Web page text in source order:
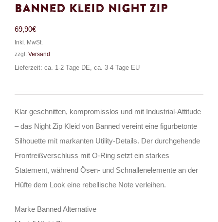
Banned Kleid Night Zip
69,90€
Inkl. MwSt.
zzgl. Versand
Lieferzeit: ca. 1-2 Tage DE, ca. 3-4 Tage EU
Klar geschnitten, kompromisslos und mit Industrial-Attitude
– das Night Zip Kleid von Banned vereint eine figurbetonte
Silhouette mit markanten Utility-Details. Der durchgehende
Frontreißverschluss mit O-Ring setzt ein starkes
Statement, während Ösen- und Schnallenelemente an der
Hüfte dem Look eine rebellische Note verleihen.
Marke Banned Alternative